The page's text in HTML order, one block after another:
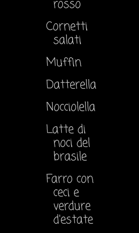
rosso
Cornetti
salati
Muffin
Datterella
Nocciolella
Latte di
noci del
brasile
Farro con
ceci e
verdure
d'estate